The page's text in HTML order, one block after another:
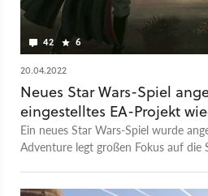
42 6
20.04.2022
Neues Star Wars-Spiel
eingestelltes EA-Projekt
Ein neues Star Wars-Spiel wurde
Adventure legt großen Fokus auf die